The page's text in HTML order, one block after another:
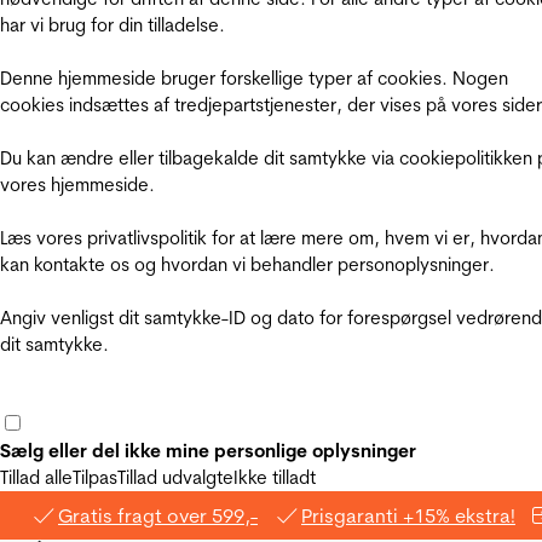
har vi brug for din tilladelse.
Denne hjemmeside bruger forskellige typer af cookies. Nogen
cookies indsættes af tredjepartstjenester, der vises på vores
Du kan ændre eller tilbagekalde dit samtykke via cookiepolitikken
vores hjemmeside.
Læs vores privatlivspolitik for at lære mere om, hvem vi er,
kan kontakte os og hvordan vi behandler personoplysninger.
Angiv venligst dit samtykke-ID og dato for forespørgsel
dit samtykke.
Sælg eller del ikke mine personlige oplysninger
Tillad alleTilpasTillad udvalgteIkke tilladt
Gratis fragt over 599,- Prisgaranti +15% ekstra!